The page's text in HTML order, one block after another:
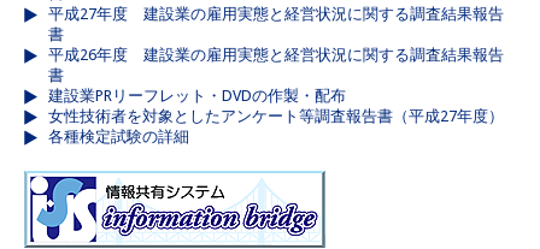
平成27年度 建設業の雇用実態と経営状況に関する調査結果報告
書
平成26年度 建設業の雇用実態と経営状況に関する調査結果報告
書
建設業PRリーフレット・DVDの作製・配布
女性技術者を対象としたアンケート等調査報告書（平成27年度）
各種検定試験の詳細